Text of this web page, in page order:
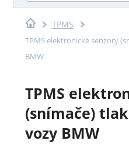
TPMS
TPMS elektronické senzory
BMW
TPMS
(snímače)
vozy BMW